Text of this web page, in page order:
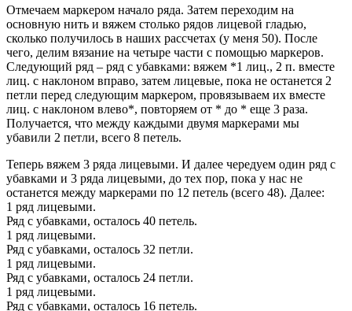
Отмечаем маркером начало ряда. Затем переходим на
основную нить и вяжем столько рядов лицевой гладью,
сколько получилось в наших рассчетах (у меня 50). После
чего, делим вязание на четыре части с помощью маркеров.
Следующий ряд – ряд с убавками: вяжем *1 лиц., 2 п. вместе
лиц. с наклоном вправо, затем лицевые, пока не останется 2
петли перед следующим маркером, провязываем их вместе
лиц. с наклоном влево*, повторяем от * до * еще 3 раза.
Получается, что между каждыми двумя маркерами мы
убавили 2 петли, всего 8 петель.
Теперь вяжем 3 ряда лицевыми. И далее чередуем один ряд с
убавками и 3 ряда лицевыми, до тех пор, пока у нас не
останется между маркерами по 12 петель (всего 48). Далее:
1 ряд лицевыми.
Ряд с убавками, осталось 40 петель.
1 ряд лицевыми.
Ряд с убавками, осталось 32 петли.
1 ряд лицевыми.
Ряд с убавками, осталось 24 петли.
1 ряд лицевыми.
Ряд с убавками, осталось 16 петель.